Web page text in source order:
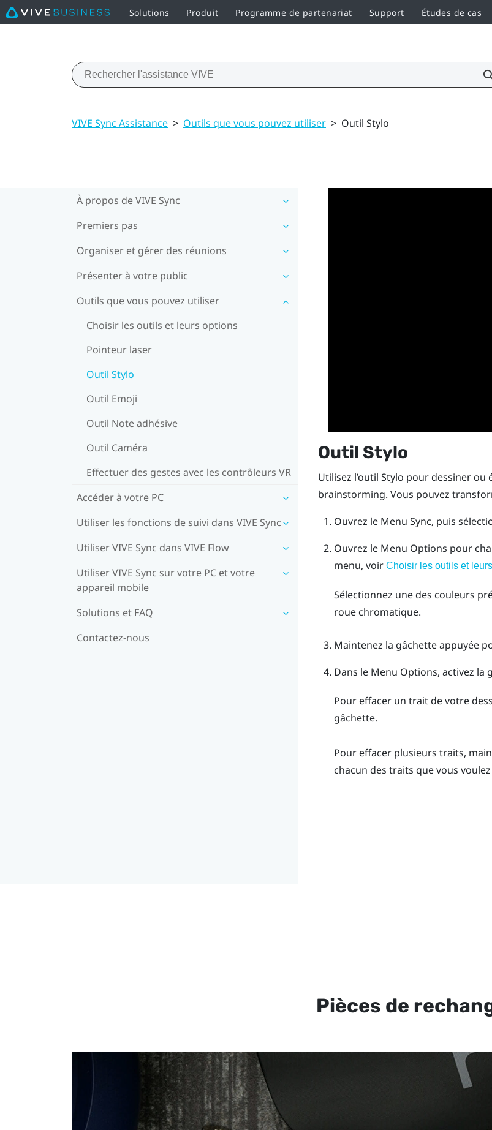
Solutions Produit Programme de partenariat Support Études de cas
VIVE Sync Assistance > Outils que vous pouvez utiliser > Outil Stylo
À propos de VIVE Sync
Premiers pas
Organiser et gérer des réunions
Présenter à votre public
Outils que vous pouvez utiliser
Choisir les outils et leurs options
Pointeur laser
Outil Stylo
Outil Emoji
Outil Note adhésive
Outil Caméra
Effectuer des gestes avec les contrôleurs VR
Accéder à votre PC
Utiliser les fonctions de suivi dans VIVE Sync
Utiliser VIVE Sync dans VIVE Flow
Utiliser VIVE Sync sur votre PC et votre
appareil mobile
Solutions et FAQ
Contactez-nous
Outil Stylo
Utilisez l’outil Stylo pour dessiner
brainstorming. Vous pouvez
Ouvrez le Menu Sync, puis
Ouvrez le Menu Options pour
menu, voir Choisir les outils et
Sélectionnez une des couleurs
roue chromatique.
Maintenez la gâchetteappuyée
Dans le Menu Options, activez la
Pour effacer un trait de votre
gâchette.
Pour effacer plusieurs traits,
chacun des traits que vous voulez
Pièces de